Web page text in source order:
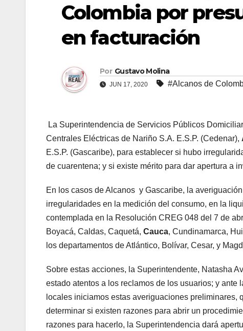
Colombia por
en facturación
Por Gustavo Molina
JUN 17, 2020 #Alcanos de
La Superintendencia de Servicios Públicos
Centrales Eléctricas de Nariño S.A. E.S.P. (Cedenar),
E.S.P. (Gascaribe), para establecer si hubo
de cuarentena; y si existe mérito para dar apertura a
En los casos de Alcanos y Gascaribe, la
irregularidades en la medición del consumo, en la
contemplada en la Resolución CREG 048 del 7 de
Boyacá, Caldas, Caquetá, Cauca, Cundinamarca,
los departamentos de Atlántico, Bolívar, Cesar, y
Sobre estas acciones, la Superintendente, Natasha
estado atentos a los reclamos de los usuarios; y
locales iniciamos estas averiguaciones
determinar si existen razones para abrir un
razones para hacerlo, la Superintendencia dará